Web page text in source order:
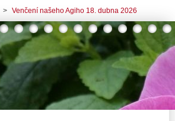
> Venčení našeho Agiho 18. dubna 2026